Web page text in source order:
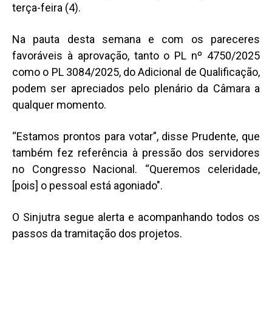
terça-feira (4).
Na pauta desta semana e com os pareceres
favoráveis à aprovação, tanto o PL nº 4750/2025
como o PL 3084/2025, do Adicional de Qualificação,
podem ser apreciados pelo plenário da Câmara a
qualquer momento.
“Estamos prontos para votar”, disse Prudente, que
também fez referência à pressão dos servidores
no Congresso Nacional. “Queremos celeridade,
[pois] o pessoal está agoniado".
O Sinjutra segue alerta e acompanhando todos os
passos da tramitação dos projetos.